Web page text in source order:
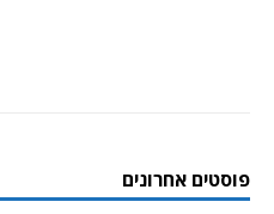
פוסטים אחרונים